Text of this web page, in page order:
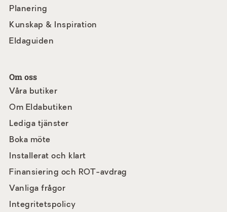
Planering
Kunskap & Inspiration
Eldaguiden
Om oss
Våra butiker
Om Eldabutiken
Lediga tjänster
Boka möte
Installerat och klart
Finansiering och ROT-avdrag
Vanliga frågor
Integritetspolicy